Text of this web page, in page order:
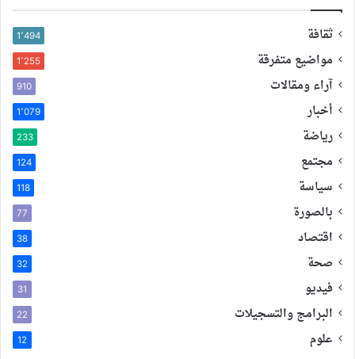
ثقافة 1٬494
مواضيع متفرقة 1٬255
آراء ومقالات 910
أخبار 1٬079
رياضة 233
مجتمع 124
سياسة 118
بالصورة 77
اقتصاد 38
صحة 32
فيديو 31
البرامج والتسجيلات 22
علوم 12